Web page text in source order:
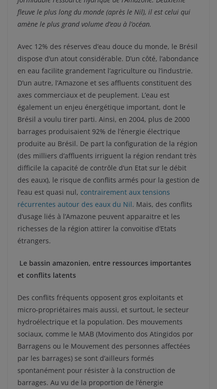
fleuve le plus long du monde (après le Nil), il est celui qui
amène le plus grand volume d’eau à l’océan.
Avec 12% des réserves d’eau douce du monde, le Brésil
dispose d’un atout considérable. D’un côté, l’abondance
en eau facilite grandement l’agriculture ou l’industrie.
D’un autre, l’Amazone et ses affluents constituent des
axes commerciaux et de peuplement. L’eau est
également un enjeu énergétique important, dont le
Brésil a voulu tirer parti. Ainsi, en 2004, plus de 2000
barrages produisaient 92% de l’énergie électrique
produite au Brésil. De part la configuration de la région
(des milliers d’affluents irriguent la région rendant très
difficile la capacité de contrôle d’un Etat sur le débit
des eaux), le risque de conflits armés pour la gestion de
l’eau est quasi nul, contrairement aux tensions
récurrentes autour des eaux du Nil. Mais, des conflits
d’usage liés à l’Amazone peuvent apparaitre et les
richesses de la région attirer la convoitise d’Etats
étrangers.
Le bassin amazonien, entre ressources importantes
et conflits latents
Des conflits fréquents opposent gros exploitants et
micro-propriétaires mais aussi, et surtout, le secteur
hydroélectrique et la population. Des mouvements
sociaux, comme le MAB (Movimento dos Atingidos por
Barragens ou le Mouvement des personnes affectées
par les barrages) se sont d’ailleurs formés
spontanément pour résister à la construction de
barrages. Au vu de la proportion de l’énergie